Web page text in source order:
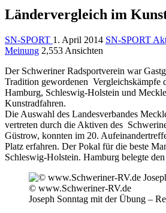
Ländervergleich im
SN-SPORT 1. April 2014 SN-SPORT
Meinung 2,553 Ansichten
Der Schweriner Radsportverein war
Tradition gewordenen Vergleichskämpfe
Hamburg, Schleswig-Holstein und
Kunstradfahren.
Die Auswahl des Landesverbandes
vertreten durch die Aktiven des
Güstrow, konnten im 20.
Platz erfahren. Der Pokal für die beste
Schleswig-Holstein. Hamburg belegte
© www.Schweriner-RV.de
Joseph Sonntag mit der Übung –